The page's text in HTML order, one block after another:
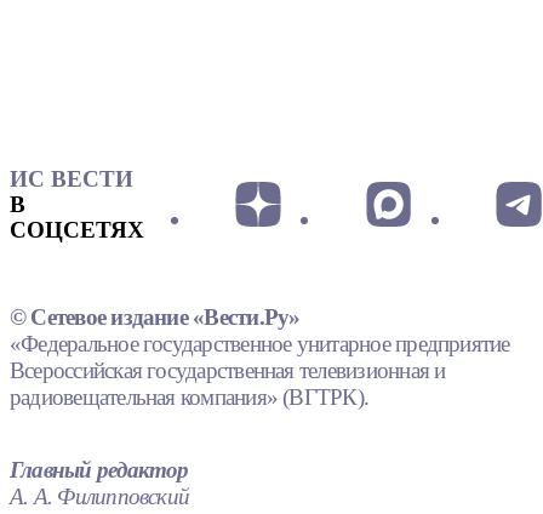
ИС ВЕСТИ
В
СОЦСЕТЯХ
© Сетевое издание «Вести.Ру»
«Федеральное государственное унитарное предприятие
Всероссийская государственная телевизионная и
радиовещательная компания» (ВГТРК).
Главный редактор
А. А. Филипповский